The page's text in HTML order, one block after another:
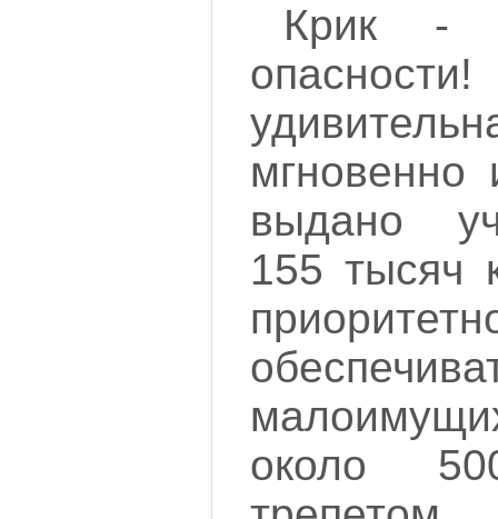
Крик -
мгновенно
выдано
155 тысяч
около